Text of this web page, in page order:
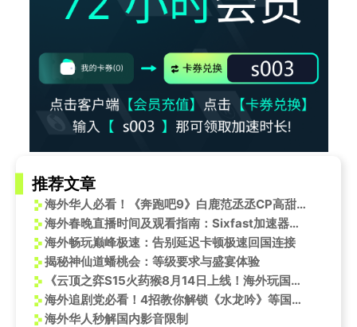
推荐文章
海外华人必看！《奔跑吧9》白鹿范丞丞CP高甜混战，手把手教你突破地区限制追综艺
海外春晚直播时间及观看指南：Sixfast加速器助您畅享新春盛宴
海外畅玩巅峰极速：告别延迟卡顿极速回国连接
揭秘神仙道蟠桃会：等级要求与盛宴体验
《云顶之弈S15火药猴8月14日上线！海外玩国服延迟高怎么办？Sixfast一键加速教程》
海外追剧党必看！4招教你解锁《水龙吟》等国产热播剧
海外华人秒解国内影音限制